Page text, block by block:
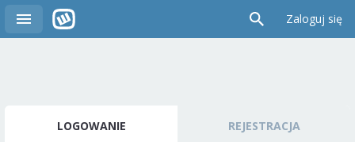
Zaloguj się
LOGOWANIE REJESTRACJA